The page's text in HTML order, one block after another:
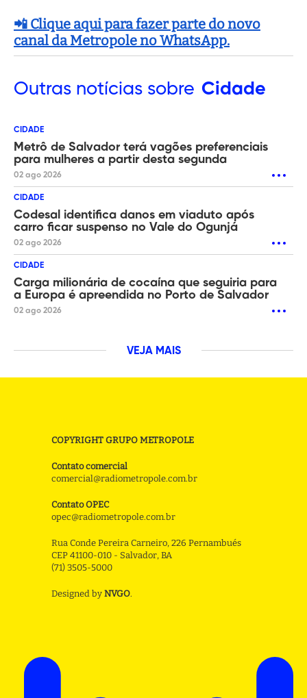
📲 Clique aqui para fazer parte do novo
canal da Metropole no WhatsApp.
Outras notícias sobre Cidade
CIDADE
Metrô de Salvador terá vagões preferenciais
para mulheres a partir desta segunda
02 ago 2026
CIDADE
Codesal identifica danos em viaduto após
carro ficar suspenso no Vale do Ogunjá
02 ago 2026
CIDADE
Carga milionária de cocaína que seguiria para
a Europa é apreendida no Porto de Salvador
02 ago 2026
VEJA MAIS
COPYRIGHT GRUPO METROPOLE
Contato comercial
comercial@radiometropole.com.br
Contato OPEC
opec@radiometropole.com.br
Rua Conde Pereira Carneiro, 226 Pernambués
CEP 41100-010 - Salvador, BA
(71) 3505-5000
Designed by NVGO.